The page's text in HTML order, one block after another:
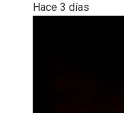
Hace 3 días